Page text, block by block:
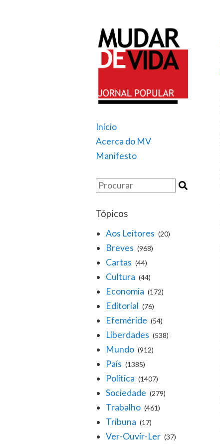
Início
Acerca do MV
Manifesto
Tópicos
Aos Leitores (20)
Breves (968)
Cartas (44)
Cultura (44)
Economia (172)
Editorial (76)
Efeméride (54)
Liberdades (538)
Mundo (912)
País (1385)
Política (1407)
Sociedade (279)
Trabalho (461)
Tribuna (17)
Ver-Ouvir-Ler (37)